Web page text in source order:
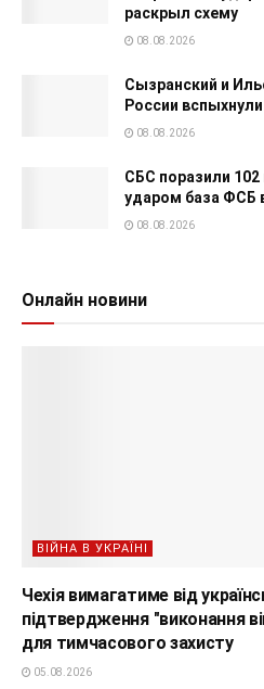
раскрыл схему
08.08.2026
Сызранский и
России
08.08.2026
СБС поразили 102
ударом база ФСБ
08.08.2026
Онлайн новини
ВІЙНА В УКРАЇНІ
Чехія вимагатиме від
підтвердження "виконання
для тимчасового захисту
05.08.2026